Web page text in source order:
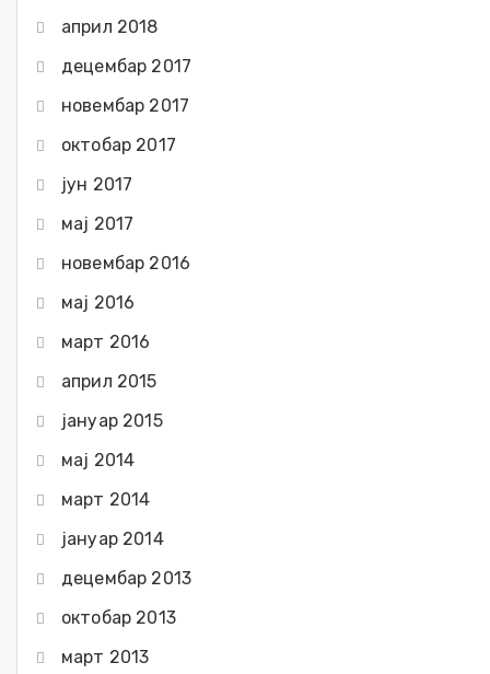
април 2018
децембар 2017
новембар 2017
октобар 2017
јун 2017
мај 2017
новембар 2016
мај 2016
март 2016
април 2015
јануар 2015
мај 2014
март 2014
јануар 2014
децембар 2013
октобар 2013
март 2013